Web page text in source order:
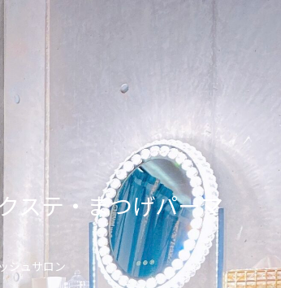
ステ・まつげパーマ
シュサロン